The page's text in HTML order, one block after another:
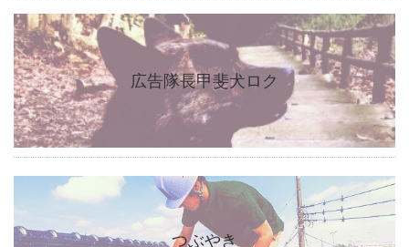
広告隊長甲斐犬ロク
つぶやき